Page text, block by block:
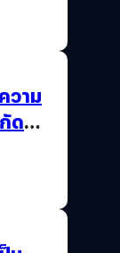
15
วาม
ด